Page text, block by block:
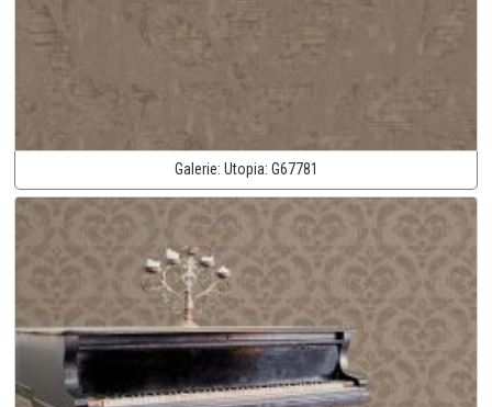
Galerie: Utopia: G67781